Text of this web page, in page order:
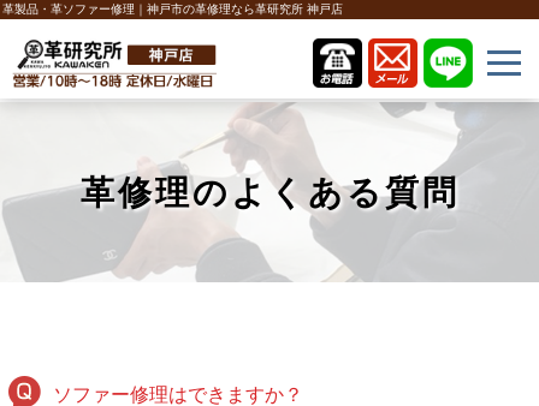
革製品・革ソファー修理｜神戸市の革修理なら革研究所 神戸店
革修理のよくある質問
ソファー修理はできますか？